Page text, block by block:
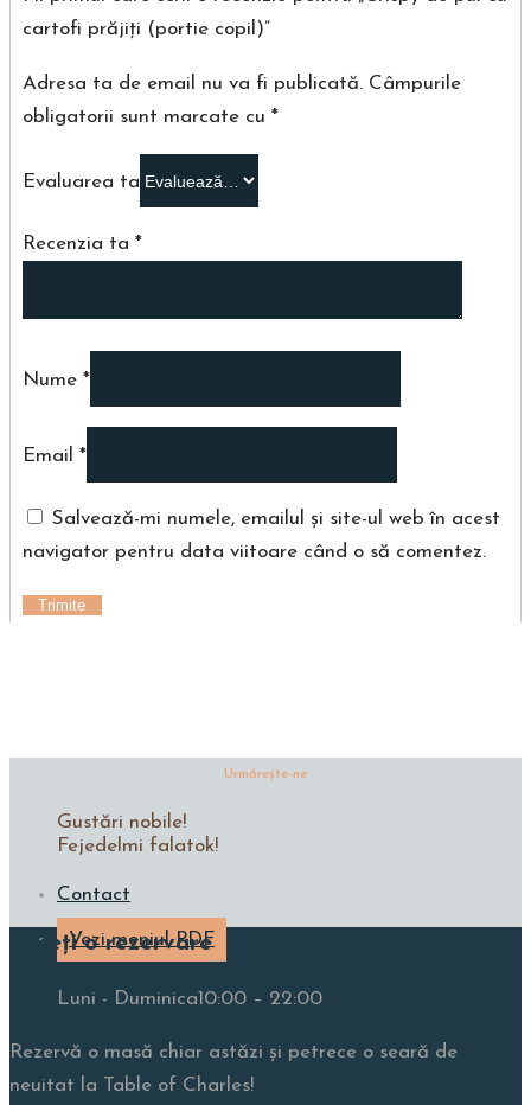
cartofi prăjiţi (portie copil)”
Adresa ta de email nu va fi publicată. Câmpurile
obligatorii sunt marcate cu *
Evaluarea ta
Recenzia ta *
Nume *
Email *
Salvează-mi numele, emailul și site-ul web în acest
navigator pentru data viitoare când o să comentez.
Urmăreşte-ne
Gustări nobile!
Fejedelmi falatok!
Contact
Vezi meniul PDF
Faceți o rezervare
Luni - Duminica10:00 – 22:00
Rezervă o masă chiar astăzi și petrece o seară de
neuitat la Table of Charles!